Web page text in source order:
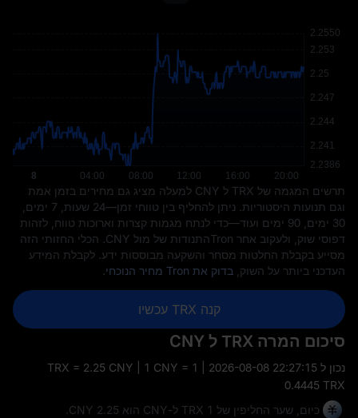
תרשים המגמה של TRX ל CNY למעלה מציג גם מחירים בזמן אמת
וגם תנועות היסטוריות. ניתן להחליף בין טווחי זמן—24 שעות, 7 ימים,
30 ימים, 90 ימים ועוד—כדי לנתח מגמות קצרות וארוכות טווח, לזהות
דפוסי שוק, ולעקוב אחר Tronהתנודות של מול CNY. הכלי החזותי הזה
מסייע בקבלת החלטות מסחר והשקעה מבוססות ידע. לקבלת המידע
העדכני ביותר על השוק, בדוק את Tron מחיר הנוכחי .
קנה TRX עכשיו
סיכום המרה TRX ל CNY
נכון ל 2026-08-08 22:27:15
| 1 TRX = 2.25 CNY | 1 CNY =
0.4445 TRX
כיום, שער החליפין של 1 TRX ל-CNY הוא 2.25 CNY.